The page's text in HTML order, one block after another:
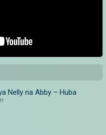
Nelly na Abby – Huba